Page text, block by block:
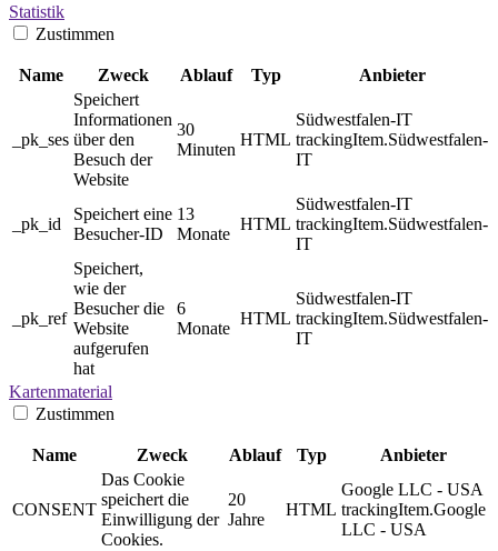
Statistik
Zustimmen
Name Zweck Ablauf Typ Anbieter
_pk_ses
Speichert
Informationen
über den
Besuch der
Website
30
Minuten
HTML
Südwestfalen-IT
trackingItem.Südwestfalen-
IT
_pk_id
Speichert eine
Besucher-ID
13
Monate
HTML
Südwestfalen-IT
trackingItem.Südwestfalen-
IT
_pk_ref
Speichert,
wie der
Besucher die
Website
aufgerufen
hat
6
Monate
HTML
Südwestfalen-IT
trackingItem.Südwestfalen-
IT
Kartenmaterial
Zustimmen
Name Zweck Ablauf Typ Anbieter
CONSENT
Das Cookie
speichert die
Einwilligung der
Cookies.
20
Jahre
HTML
Google LLC - USA
trackingItem.Google
LLC - USA